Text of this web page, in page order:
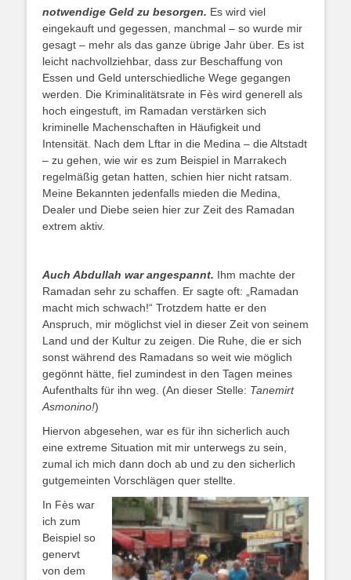
notwendige Geld zu besorgen. Es wird viel
eingekauft und gegessen, manchmal – so wurde mir
gesagt – mehr als das ganze übrige Jahr über. Es ist
leicht nachvollziehbar, dass zur Beschaffung von
Essen und Geld unterschiedliche Wege gegangen
werden. Die Kriminalitätsrate in Fès wird generell als
hoch eingestuft, im Ramadan verstärken sich
kriminelle Machenschaften in Häufigkeit und
Intensität. Nach dem Lftar in die Medina – die Altstadt
– zu gehen, wie wir es zum Beispiel in Marrakech
regelmäßig getan hatten, schien hier nicht ratsam.
Meine Bekannten jedenfalls mieden die Medina,
Dealer und Diebe seien hier zur Zeit des Ramadan
extrem aktiv.
Auch Abdullah war angespannt. Ihm machte der
Ramadan sehr zu schaffen. Er sagte oft: „Ramadan
macht mich schwach!“ Trotzdem hatte er den
Anspruch, mir möglichst viel in dieser Zeit von seinem
Land und der Kultur zu zeigen. Die Ruhe, die er sich
sonst während des Ramadans so weit wie möglich
gegönnt hätte, fiel zumindest in den Tagen meines
Aufenthalts für ihn weg. (An dieser Stelle: Tanemirt
Asmonino!)
Hiervon abgesehen, war es für ihn sicherlich auch
eine extreme Situation mit mir unterwegs zu sein,
zumal ich mich dann doch ab und zu den sicherlich
gutgemeinten Vorschlägen quer stellte.
In Fès war
ich zum
Beispiel so
genervt
von dem